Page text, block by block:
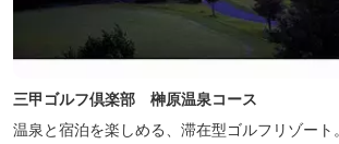
三甲ゴルフ倶楽部 榊原温泉コース
温泉と宿泊を楽しめる、滞在型ゴルフリゾート